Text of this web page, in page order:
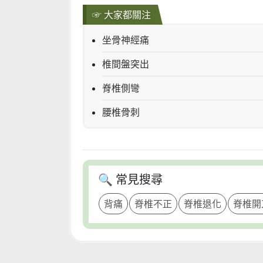
☞ 大家都關注
坐骨神經痛
椎間盤突出
脊椎側彎
腰椎骨刺
🔍 常見搜尋
背痛 脊椎不正 脊椎退化 脊椎開